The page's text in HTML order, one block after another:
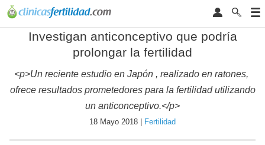
Investigan anticonceptivo que podría
prolongar la fertilidad
<p>Un reciente estudio en Japón , realizado en ratones,
ofrece resultados prometedores para la fertilidad utilizando
un anticonceptivo.</p>
18 Mayo 2018 | Fertilidad